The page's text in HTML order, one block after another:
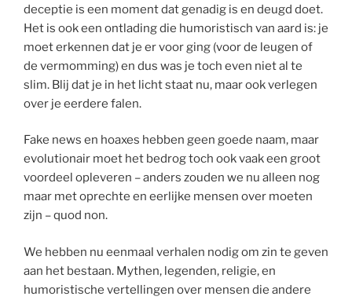
deceptie is een moment dat genadig is en deugd doet.
Het is ook een ontlading die humoristisch van aard is: je
moet erkennen dat je er voor ging (voor de leugen of
de vermomming) en dus was je toch even niet al te
slim. Blij dat je in het licht staat nu, maar ook verlegen
over je eerdere falen.
Fake news en hoaxes hebben geen goede naam, maar
evolutionair moet het bedrog toch ook vaak een groot
voordeel opleveren – anders zouden we nu alleen nog
maar met oprechte en eerlijke mensen over moeten
zijn – quod non.
We hebben nu eenmaal verhalen nodig om zin te geven
aan het bestaan. Mythen, legenden, religie, en
humoristische vertellingen over mensen die andere